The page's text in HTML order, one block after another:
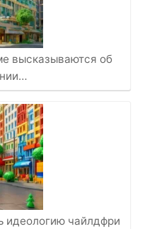
высказываются об
идеологию чайлдфри